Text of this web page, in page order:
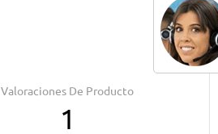
Valoraciones De Producto
1